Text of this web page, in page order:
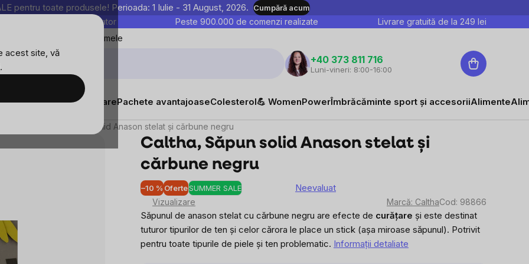
acest site, vă
.
pentru toate produsele! Perioada: 1 Iulie - 31 August, 2026. Cumpără acum
sunt testate în laborator Peste 900.000 de comenzi realizate Livrare gratuită de la 249 lei
Favoritele mele
+40 373 811 716
Luni-vineri: 8:00-16:00
Coş
de
Suplimente alimentarePachete avantajoaseColesterol💪 WomenPowerÎmbrăcăminte sport și accesoriiAlimente
Caltha, Săpun solid Anason stelat și cărbune negru
Caltha, Săpun solid Anason stelat și
cărbune negru
–10 % OferteSUMMER SALE
Evaluarea
a
produsului
este
Neevaluat
Vizualizare Marcă: CalthaCod: 98866
Săpunul de anason stelat cu cărbune negru are efecte de curățare și este destinat
tuturor tipurilor de ten și celor cărora le place un stick (așa miroase săpunul). Potrivit
pentru toate tipurile de piele și ten problematic. Informaţii detaliate